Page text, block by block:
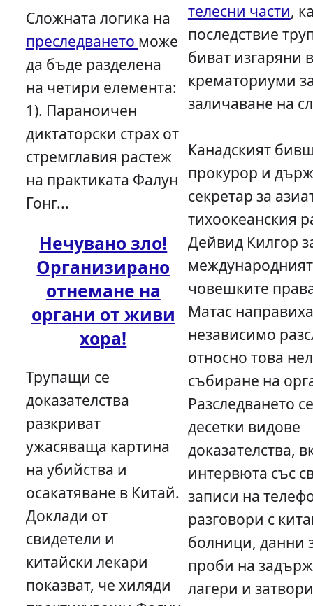
Сложната логика на
преследването може
да бъде разделена
на четири елемента:
1). Параноичен
диктаторски страх от
стремглавия растеж
на практиката Фалун
Гонг...
Нечувано зло!
Организирано
отнемане на
органи от живи
хора!
Трупащи се
доказателства
разкриват
ужасяваща картина
на убийства и
осакатяване в Китай.
Доклади от
свидетели и
китайски лекари
показват, че хиляди
телесни части,
последствие
биват изгаряни в
крематориуми
заличаване на
Канадският
прокурор и
секретар за
тихоокеанския
Дейвид Килгор
човешките
Матас направиха
независимо
относно това
събиране на
Разследването
десетки видове
доказателства,
интервюта със
записи на
разговори с
болници, данни
проби на
лагери и затвори